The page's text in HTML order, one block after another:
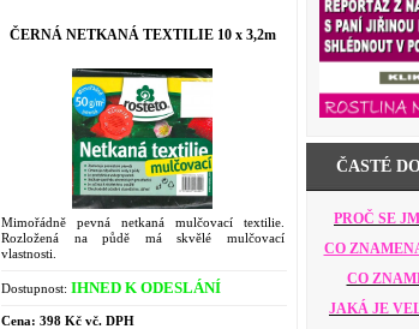
ČERNÁ NETKANÁ TEXTILIE 10 x 3,2m
Mimořádně pevná netkaná mulčovací textilie.
Rozložená na půdě má skvělé mulčovací
vlastnosti.
Dostupnost: IHNED K ODESLÁNÍ
Cena: 398 Kč vč. DPH
ČASTÉ
PROČ SE
CO
CO
JAKÁ JE